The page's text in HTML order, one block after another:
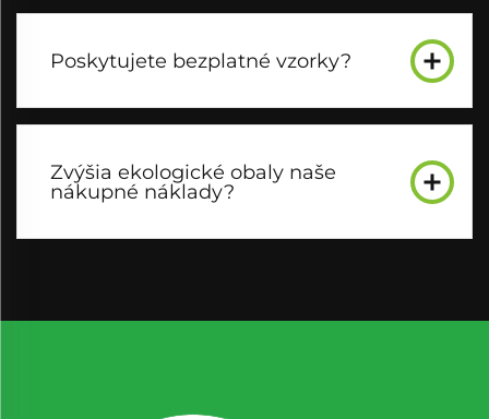
Poskytujete bezplatné vzorky?
Zvýšia ekologické obaly naše
nákupné náklady?